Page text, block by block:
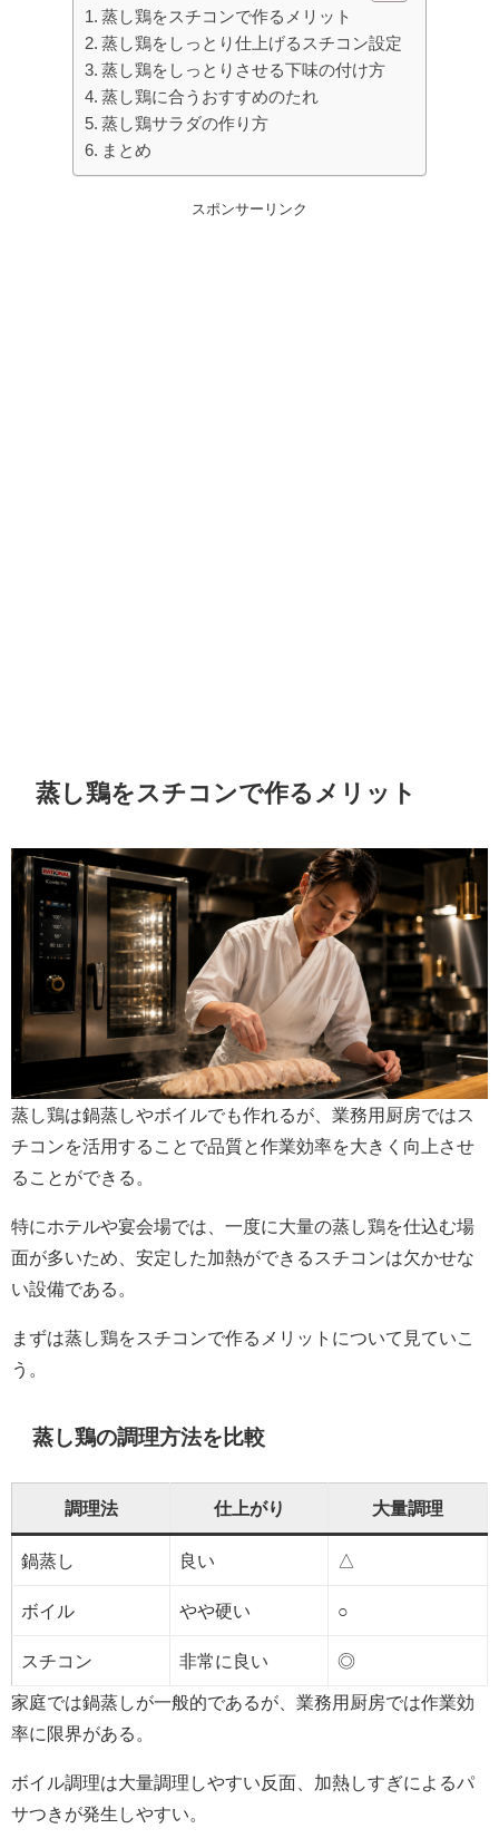
蒸し鶏をスチコンで作るメリット
蒸し鶏をしっとり仕上げるスチコン設定
蒸し鶏をしっとりさせる下味の付け方
蒸し鶏に合うおすすめのたれ
蒸し鶏サラダの作り方
まとめ
スポンサーリンク
蒸し鶏をスチコンで作るメリット
蒸し鶏は鍋蒸しやボイルでも作れるが、業務用厨房ではス
チコンを活用することで品質と作業効率を大きく向上させ
ることができる。
特にホテルや宴会場では、一度に大量の蒸し鶏を仕込む場
面が多いため、安定した加熱ができるスチコンは欠かせな
い設備である。
まずは蒸し鶏をスチコンで作るメリットについて見ていこ
う。
蒸し鶏の調理方法を比較
調理法 仕上がり 大量調理
鍋蒸し 良い △
ボイル やや硬い ○
スチコン 非常に良い ◎
家庭では鍋蒸しが一般的であるが、業務用厨房では作業効
率に限界がある。
ボイル調理は大量調理しやすい反面、加熱しすぎによるパ
サつきが発生しやすい。